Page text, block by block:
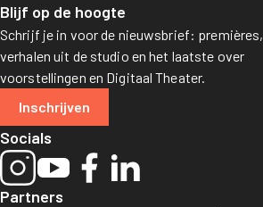
Blijf op de hoogte
Schrijf je in voor de nieuwsbrief: premières,
verhalen uit de studio en het laatste over
voorstellingen en Digitaal Theater.
Inschrijven
Socials
Partners